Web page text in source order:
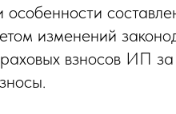
изменений
взносов ИП